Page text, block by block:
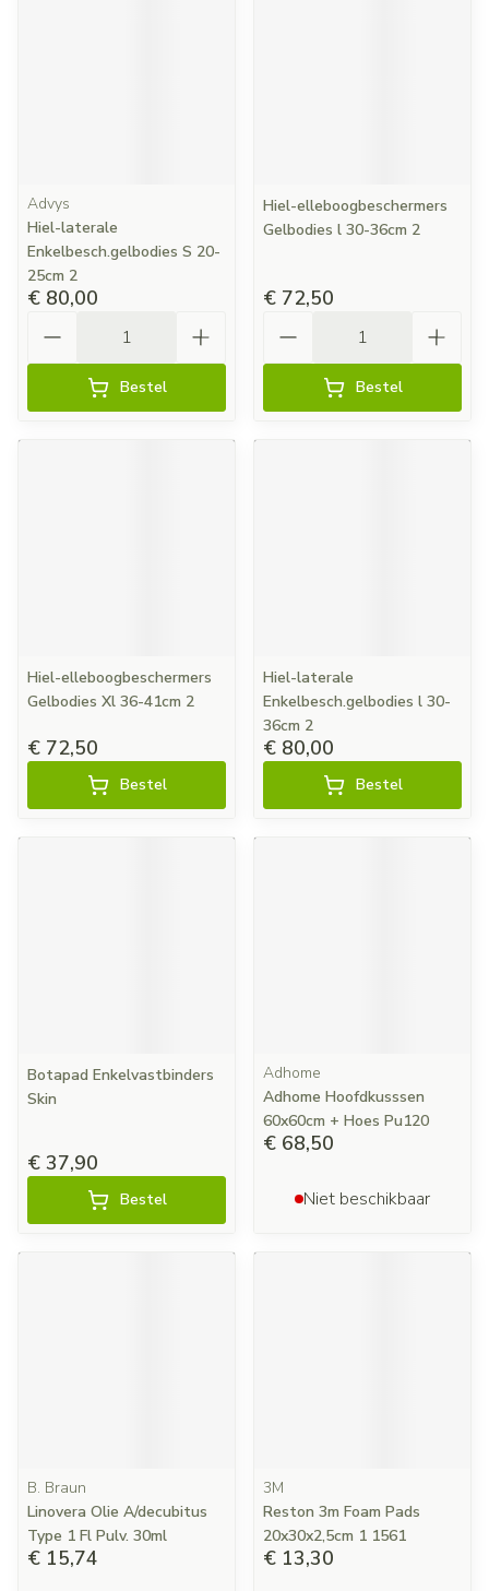
Advys
Hiel-laterale
Enkelbesch.gelbodies S 20-
25cm 2
€ 80,00
Bestel
Hiel-elleboogbeschermers
Gelbodies l 30-36cm 2
€ 72,50
Bestel
Hiel-elleboogbeschermers
Gelbodies Xl 36-41cm 2
€ 72,50
Bestel
Hiel-laterale
Enkelbesch.gelbodies l 30-
36cm 2
€ 80,00
Bestel
Botapad Enkelvastbinders
Skin
€ 37,90
Bestel
Adhome
Adhome Hoofdkusssen
60x60cm + Hoes Pu120
€ 68,50
Niet beschikbaar
B. Braun
Linovera Olie A/decubitus
Type 1 Fl Pulv. 30ml
€ 15,74
3M
Reston 3m Foam Pads
20x30x2,5cm 1 1561
€ 13,30